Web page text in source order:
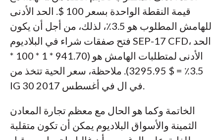
قيمة النقطة الواحدة بسعر 100 $. الحد الأدنى
للهامش المطلوب هو 3.5٪، لذلك، من أجل أن يكون
فتح صفقات شراء في البلاديوم SEP-17 CFD، الحد
الأدنى لمتطلبات الهامش هو (941.70 * 1 * 100 *
3.5٪ = $ 3295.95). ملاحظة، سعر الحية تتخذ من
IG 30 في ال في أغسطس 2017.
الخاتمة وكما هو الحال مع معظم تجارة المعادن
الثمينة والأسواق البلاديوم يمكن أن تكون متقلبة